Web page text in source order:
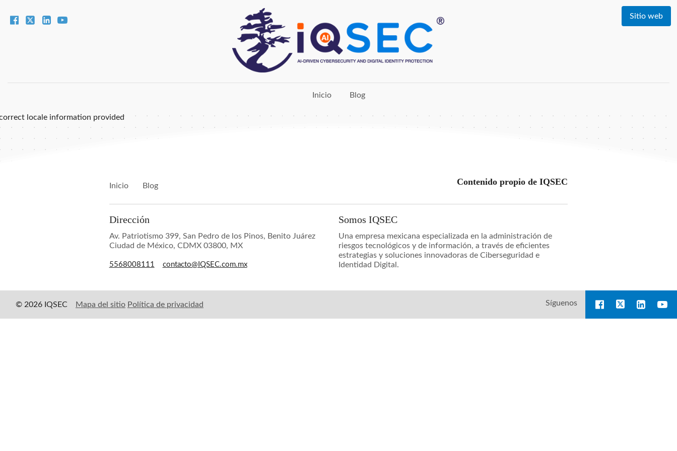
Inicio Blog
Sitio web
locale information provided
Inicio Blog Contenido propio de IQSEC
Dirección
Av. Patriotismo 399, San Pedro de los Pinos, Benito Juárez
Ciudad de México, CDMX 03800, MX
5568008111 contacto@IQSEC.com.mx
Somos IQSEC
Una empresa mexicana especializada en la administración de
riesgos tecnológicos y de información, a través de eficientes
estrategias y soluciones innovadoras de Ciberseguridad e
Identidad Digital.
© 2026 IQSEC Mapa del sitio Política de privacidad Síguenos